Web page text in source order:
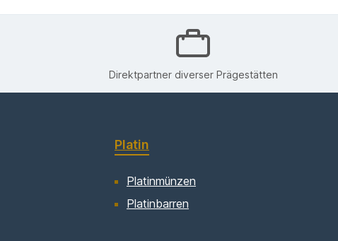
Direktpartner diverser Prägestätten
Platin
Platinmünzen
Platinbarren